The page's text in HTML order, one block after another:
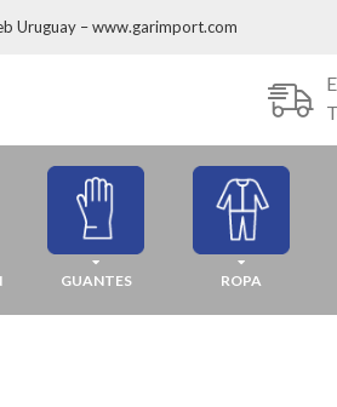
Uruguay – www.garimport.com
GUANTES ROPA